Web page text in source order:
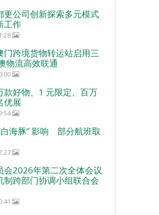
更公司创新探索多元模式
工作
门跨境货物转运站启用三
物流高效联通
款好物、1 元限定、百万
优展
白海豚” 影响 部分航班取
会2026年第二次全体会议
制跨部门协调小组联合会